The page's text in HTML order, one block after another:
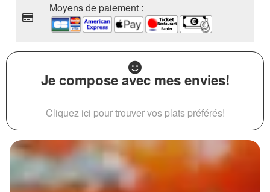
Moyens de paiement :
Je compose avec mes envies!
Cliquez ici pour trouver vos plats préférés!